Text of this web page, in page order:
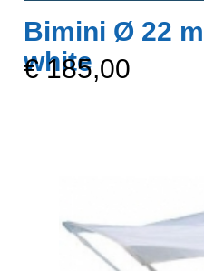
Bimini Ø 22
white
€ 185,00